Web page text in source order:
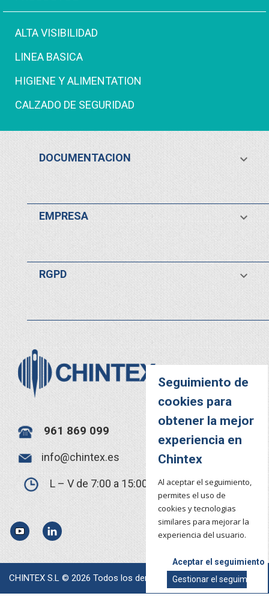
Seguimiento de
cookies para
obtener la mejor
experiencia en
Chintex
Al aceptar el seguimiento,
permites el uso de
cookies y tecnologias
similares para mejorar la
experiencia del usuario.
Aceptar el seguimiento
Gestionar el seguimiento
ALTA VISIBILIDAD
LINEA BASICA
HIGIENE Y ALIMENTATION
CALZADO DE SEGURIDAD
DOCUMENTACION 
EMPRESA 
RGPD 
961 869 099
info@chintex.es
L – V de 7:00 a 15:00
YouTube
CHINTEX S.L © 2026 Todos los derechos reservados.